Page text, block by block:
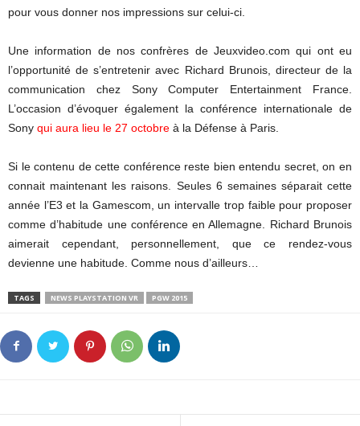
pour vous donner nos impressions sur celui-ci.
Une information de nos confrères de Jeuxvideo.com qui ont eu
l’opportunité de s’entretenir avec Richard Brunois, directeur de la
communication chez Sony Computer Entertainment France.
L’occasion d’évoquer également la conférence internationale de
Sony qui aura lieu le 27 octobre à la Défense à Paris.
Si le contenu de cette conférence reste bien entendu secret, on en
connait maintenant les raisons. Seules 6 semaines séparait cette
année l’E3 et la Gamescom, un intervalle trop faible pour proposer
comme d’habitude une conférence en Allemagne. Richard Brunois
aimerait cependant, personnellement, que ce rendez-vous
devienne une habitude. Comme nous d’ailleurs…
TAGS NEWS PLAYSTATION VR PGW 2015